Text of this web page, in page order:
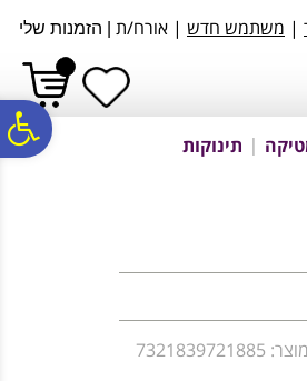
נגישות
אתר
המרכזי
| משתמש חדש | אורח/ת הזמנות שלי
תינוקות